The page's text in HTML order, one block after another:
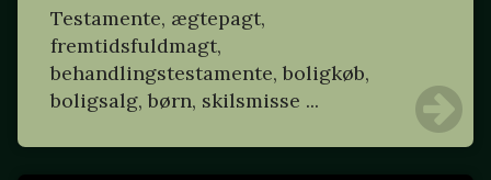
Testamente, ægtepagt,
fremtidsfuldmagt,
behandlingstestamente, boligkøb,
boligsalg, børn, skilsmisse ...